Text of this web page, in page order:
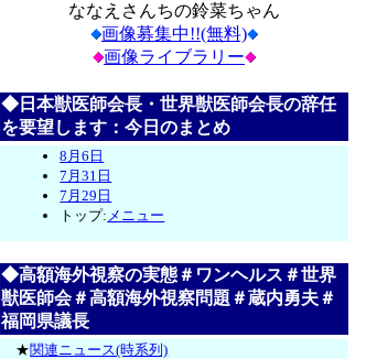
ななえさんちの鈴菜ちゃん
画像募集中!!(無料)
画像ライブラリー
◆日本獣医師会長・世界獣医師会長の辞任
を要望します：今日のまとめ
8月6日
7月31日
7月29日
トップ: メニュー
◆高額海外視察の実態＃ワンヘルス＃世界
獣医師会＃高額海外視察問題＃蔵内勇夫＃
福岡県議長
★関連ニュース(時系列)